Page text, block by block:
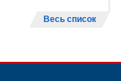
Весь список